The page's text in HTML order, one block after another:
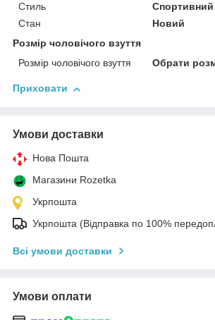
Стиль
Спортивний
Стан
Новий
Розмір чоловічого взуття
Розмір чоловічого взуття
Обрати
Приховати
Умови доставки
Нова Пошта
Магазини Rozetka
Укрпошта
Укрпошта (Відправка по 100%
Всі умови доставки
Умови оплати